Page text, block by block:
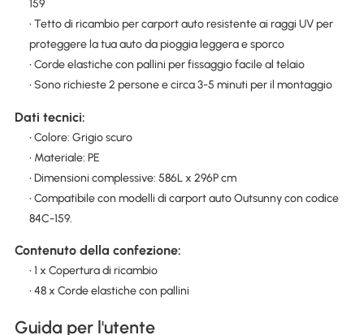
159
• Tetto di ricambio per carport auto resistente ai raggi UV per
proteggere la tua auto da pioggia leggera e sporco
• Corde elastiche con pallini per fissaggio facile al telaio
• Sono richieste 2 persone e circa 3-5 minuti per il montaggio
Dati tecnici:
• Colore: Grigio scuro
• Materiale: PE
• Dimensioni complessive: 586L x 296P cm
• Compatibile con modelli di carport auto Outsunny con codice
84C-159.
Contenuto della confezione:
• 1 x Copertura di ricambio
• 48 x Corde elastiche con pallini
Guida per l'utente